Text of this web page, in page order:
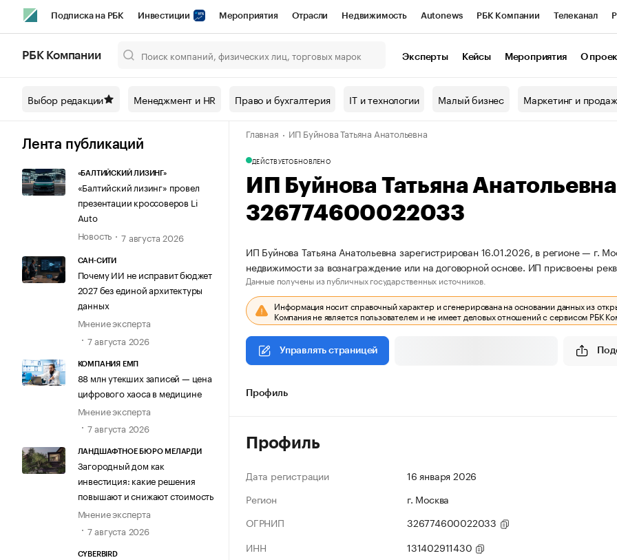
Подписка на РБК Инвестиции Мероприятия Отрасли Недвижимость Autonews РБК Компании Телеканал
Спецпроекты СПб Конференции СПб Спецпроекты Проверка контрагентов
Технологии и медиа Рынок наличной валюты
РБК Компании Эксперты Кейсы Мероприятия О
Выбор редакции Менеджмент и HR Право и бухгалтерия IT и технологии Малый бизнес Маркетинг и
Лента публикаций
«БАЛТИЙСКИЙ ЛИЗИНГ»
«Балтийский лизинг» провел
презентации кроссоверов Li
Auto
Новость
7 августа 2026
САН-СИТИ
Почему ИИ не исправит бюджет
2027 без единой архитектуры
данных
Мнение эксперта
7 августа 2026
КОМПАНИЯ ЕМП
88 млн утекших записей — цена
цифрового хаоса в медицине
Мнение эксперта
7 августа 2026
ЛАНДШАФТНОЕ БЮРО МЕЛАРДИ
Загородный дом как
инвестиция: какие решения
повышают и снижают стоимость
Мнение эксперта
7 августа 2026
CYBERBIRD
Главная ИП Буйнова Татьяна Анатольевна
ДЕЙСТВУЕТОБНОВЛЕНО
ИП Буйнова Татьяна
326774600022033
ИП Буйнова Татьяна Анатольевна зарегистрирован 16.01.2026, в регионе — г.
недвижимости за вознаграждение или на договорной основе. ИП присвоены
Данные получены из публичных государственных источников.
Информация носит справочный характер и сгенерирована на основании данных из
Компания не является пользователем и не имеет деловых отношений с сервисом РБК
Управлять страницей
Профиль
Профиль
Дата регистрации
16 января 2026
Регион
г. Москва
ОГРНИП
326774600022033
ИНН
131402911430